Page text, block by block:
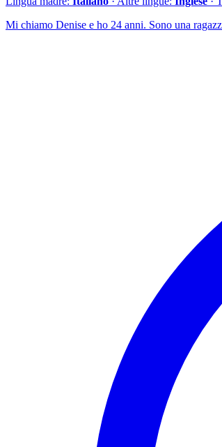
Mi chiamo Denise e ho 24 anni. Sono una